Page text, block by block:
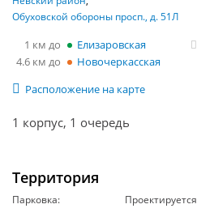
Обуховской обороны просп., д. 51Л
1 км Елизаровская
4.6 км
Новочеркасская
Расположение на карте
1 корпус, 1 очередь
Территория
Парковка:
Проектируется